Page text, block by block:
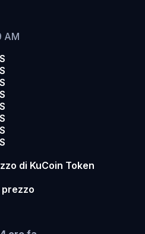
AM
di KuCoin Token
prezzo